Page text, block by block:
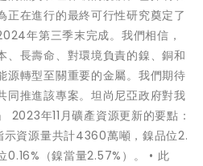
正在進行的最終可行性研究奠定了
年第三季末完成。我們相信，
、長壽命、對環境負責的鎳、銅和
源轉型至關重要的金屬。我們期待
同推進該專案。坦尚尼亞政府對我
2023年11月礦產資源更新的要點：
示資源量共計4360萬噸，鎳品位2.
（鎳當量2.57%）。 • 此